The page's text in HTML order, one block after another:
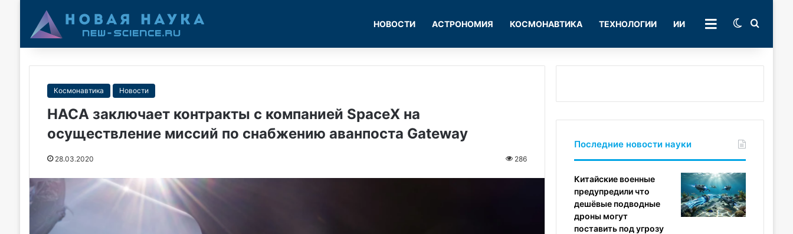
НОВОСТИ АСТРОНОМИЯ КОСМОНАВТИКА ТЕХНОЛОГИИ ИИ РУБРИКИSwitch skin
Космонавтика Новости
НАСА заключает контракты с компанией SpaceX на
осуществление миссий по снабжению аванпоста Gateway
28.03.2020 286
Последние новости науки
Китайские военные
предупредили что
дешёвые подводные
дроны могут
поставить под угрозу